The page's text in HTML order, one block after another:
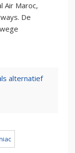
Air Maroc,
De
alternatief